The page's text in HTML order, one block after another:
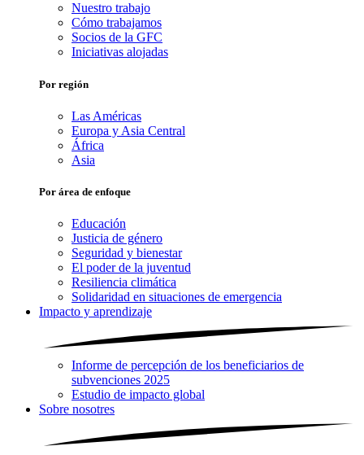
Nuestro trabajo
Cómo trabajamos
Socios de la GFC
Iniciativas alojadas
Por región
Las Américas
Europa y Asia Central
África
Asia
Por área de enfoque
Educación
Justicia de género
Seguridad y bienestar
El poder de la juventud
Resiliencia climática
Solidaridad en situaciones de emergencia
Impacto y aprendizaje
Informe de percepción de los beneficiarios de
subvenciones 2025
Estudio de impacto global
Sobre nosotres